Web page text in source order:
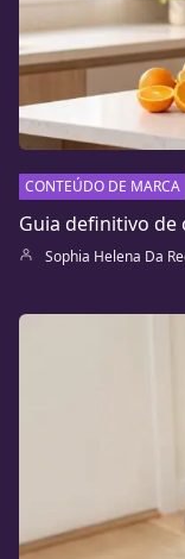
CONTEÚDO DE MARCA
Guia definitivo de
Sophia Helena Da